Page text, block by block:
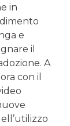
in
e
il
A
con il